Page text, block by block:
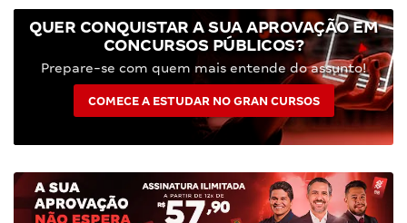
QUER CONQUISTAR A SUA APROVAÇÃO EM
CONCURSOS PÚBLICOS?
Prepare-se com quem mais entende do assunto!
COMECE A ESTUDAR NO GRAN CURSOS